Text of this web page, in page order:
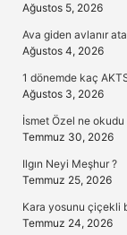
Ağustos 5, 2026
Ava giden avlanır
Ağustos 4, 2026
1 dönemde kaç
Ağustos 3, 2026
İsmet Özel ne okudu
Temmuz 30, 2026
Ilgın Neyi Meşhur ?
Temmuz 25, 2026
Kara yosunu çiçekli
Temmuz 24, 2026